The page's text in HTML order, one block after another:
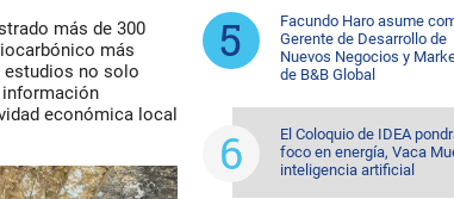
más de 300
más
estudios no solo
información
económica local
Facundo Haro asume
Gerente de Desarrollo de
Nuevos Negocios y
de B&B Global
El Coloquio de IDEA
foco en energía, Vaca
inteligencia artificial